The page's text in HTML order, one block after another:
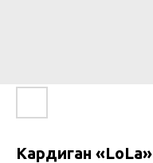
Кардиган «LoLa»